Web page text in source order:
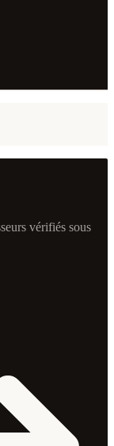
vérifiés sous